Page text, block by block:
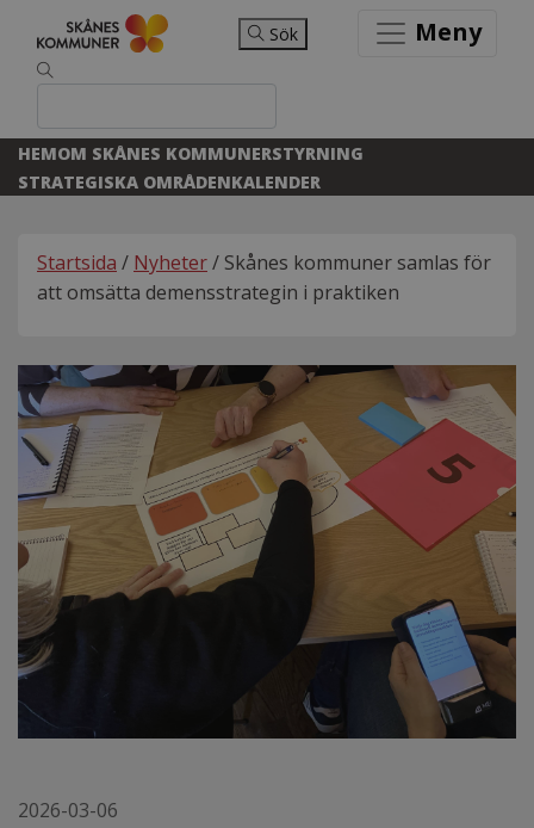
Sök Meny
HEMOM SKÅNES KOMMUNERSTYRNING
STRATEGISKA OMRÅDENKALENDER
Startsida / Nyheter/ Skånes kommuner samlas för
att omsätta demensstrategin i praktiken
2026-03-06